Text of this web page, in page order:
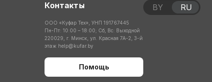
Контакты
ООО «Куфар Тех», УНП 191767445
Пн-Пт: 10:00 – 18:00; Сб, Вс: Выходной
220029, г. Минск, ул. Красная 7А-2, 3-й
этаж help@kufar.by
Помощь
BY RU